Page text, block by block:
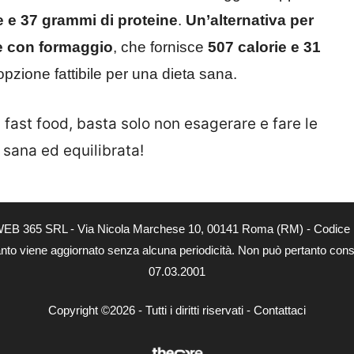
e 37 grammi di proteine. Un’alternativa per
con formaggio, che fornisce 507 calorie e 31
fattibile per una dieta sana.
food, basta solo non esagerare e fare le
ed equilibrata!
365 SRL - Via Nicola Marchese 10, 00141 Roma (RM) -
viene aggiornato senza alcuna periodicità. Non può pertanto
07.03.2001
Copyright ©2026 - Tutti i diritti riservati - Contattaci